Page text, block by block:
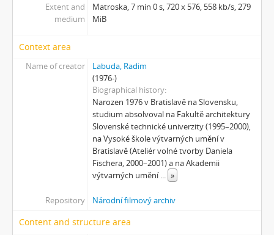
[Subseries] Obrázky
[Subseries] 360°
[Subseries] Jízda
[Subseries] Naše okrasné zahrádky – Unsere Gärten
[Subseries] Našla v lese
[Subseries] Karamel je cukr, co už se neuzdraví
[Subseries] Konec jedince
[Subseries] Míchačka
[Subseries] Kapusta
[Subseries] Turista
[Subseries] Dům daleko
[Subseries] Bosákové hody
[Subseries] Suchá u Nejdku
[Subseries] Džbány Franze Maxery v hospodě U Lojzy
Extent and
medium
Matroska, 7 min 0 s, 720 x 576, 558 kb/s, 279
MiB
Context area
Name of creator
Labuda, Radim
(1976-)
Biographical history
Narozen 1976 v Bratislavě na Slovensku,
studium absolvoval na Fakultě architektury
Slovenské technické univerzity (1995–2000),
na Vysoké škole výtvarných umění v
Bratislavě (Ateliér volné tvorby Daniela
Fischera, 2000–2001) a na Akademii
výtvarných umění... »
Repository Národní filmový archiv
Content and structure area